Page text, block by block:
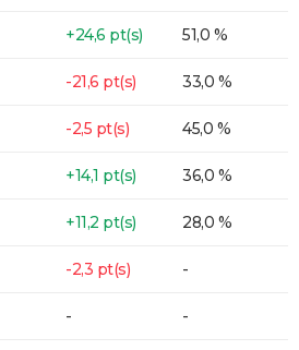
+24,6 pt(s) 51,0 %
-21,6 pt(s) 33,0 %
-2,5 pt(s) 45,0 %
+14,1 pt(s) 36,0 %
+11,2 pt(s) 28,0 %
-2,3 pt(s) -
- -